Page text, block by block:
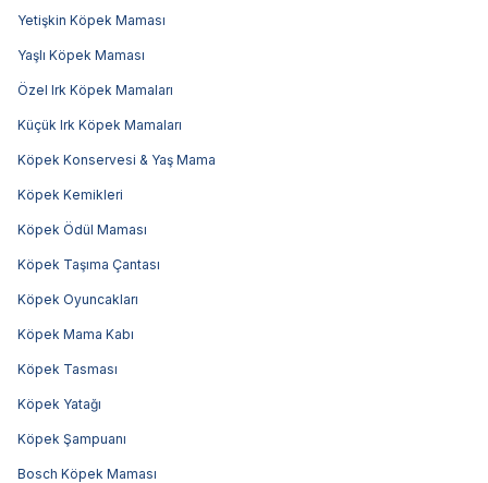
Yetişkin Köpek Maması
Yaşlı Köpek Maması
Özel Irk Köpek Mamaları
Küçük Irk Köpek Mamaları
Köpek Konservesi & Yaş Mama
Köpek Kemikleri
Köpek Ödül Maması
Köpek Taşıma Çantası
Köpek Oyuncakları
Köpek Mama Kabı
Köpek Tasması
Köpek Yatağı
Köpek Şampuanı
Bosch Köpek Maması